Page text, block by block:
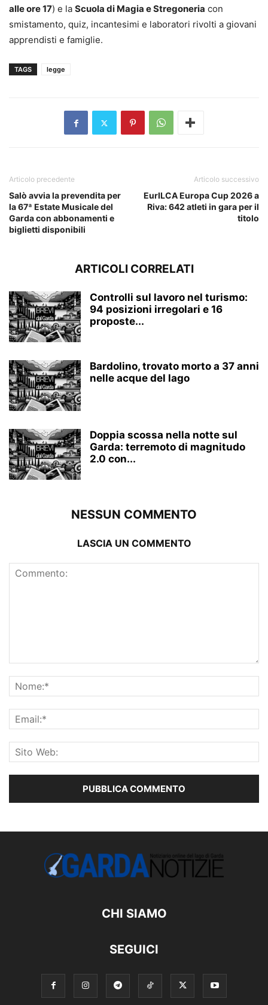
alle ore 17) e la Scuola di Magia e Stregoneria con
smistamento, quiz, incantesimi e laboratori rivolti a giovani
apprendisti e famiglie.
TAGS legge
Articolo precedente
Salò avvia la prevendita per
la 67ª Estate Musicale del
Garda con abbonamenti e
biglietti disponibili
Articolo successivo
EurILCA Europa Cup 2026 a
Riva: 642 atleti in gara per il
titolo
ARTICOLI CORRELATI
Controlli sul lavoro nel turismo:
94 posizioni irregolari e 16
proposte...
Bardolino, trovato morto a 37 anni
nelle acque del lago
Doppia scossa nella notte sul
Garda: terremoto di magnitudo
2.0 con...
NESSUN COMMENTO
LASCIA UN COMMENTO
CHI SIAMO
SEGUICI